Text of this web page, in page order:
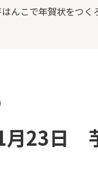
んこで年賀状をつく
月23日